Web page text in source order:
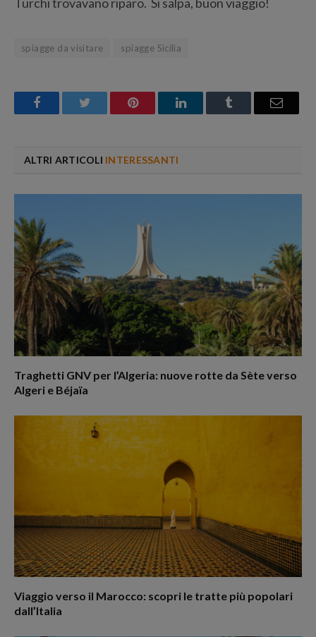
spiagge da visitare spiagge Sicilia
FacebookTwitter Pinterest LinkedInTumblr Email
ALTRI ARTICOLI INTERESSANTI
Traghetti GNV per l’Algeria: nuove rotte da Sète verso
Algeri e Béjaïa
Viaggio verso il Marocco: scopri le tratte più popolari
dall’Italia